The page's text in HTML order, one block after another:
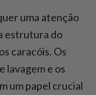
uma atenção
estrutura do
caracóis. Os
lavagem e os
um papel crucial